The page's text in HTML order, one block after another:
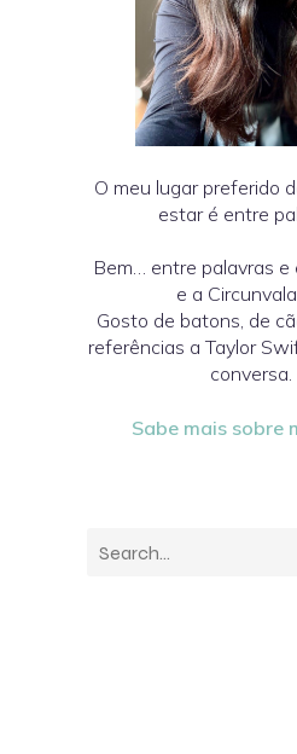
O meu lugar preferido
estar é entre
Bem… entre palavras e
e a
Gosto de batons, de
referências a Taylor
conversa.
Sabe mais sobre